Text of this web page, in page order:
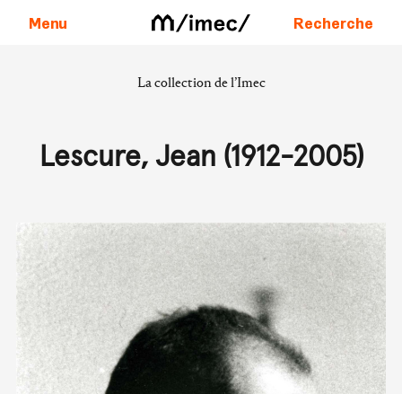
Menu Recherche
La collection de l’Imec
Lescure, Jean (1912-2005)